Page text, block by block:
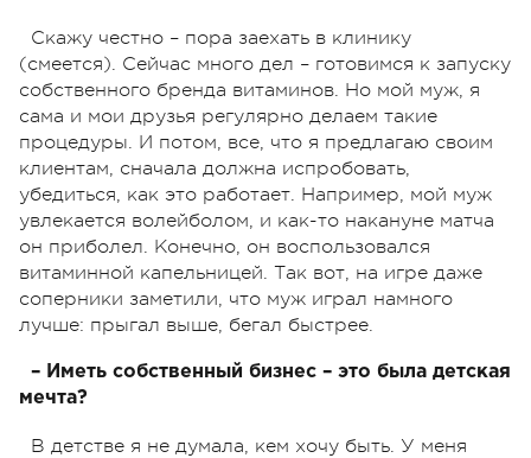
Скажу честно – пора заехать в клинику
(смеется). Сейчас много дел – готовимся к запуску
собственного бренда витаминов. Но мой муж, я
сама и мои друзья регулярно делаем такие
процедуры. И потом, все, что я предлагаю своим
клиентам, сначала должна испробовать,
убедиться, как это работает. Например, мой муж
увлекается волейболом, и как-то накануне матча
он приболел. Конечно, он воспользовался
витаминной капельницей. Так вот, на игре даже
соперники заметили, что муж играл намного
лучше: прыгал выше, бегал быстрее.
– Иметь собственный бизнес – это была детская
мечта?
В детстве я не думала, кем хочу быть. У меня